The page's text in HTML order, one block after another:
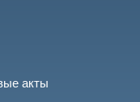
акты